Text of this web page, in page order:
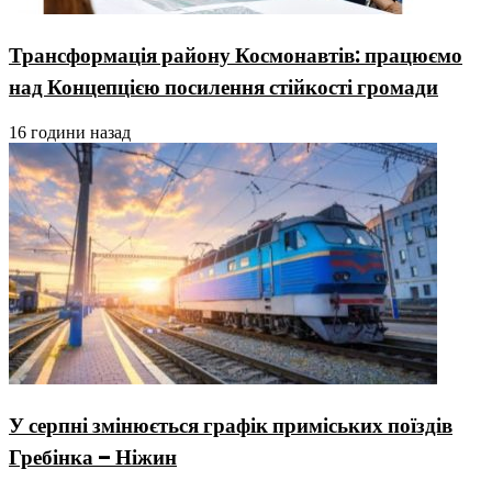
Трансформація району Космонавтів: працюємо
над Концепцією посилення стійкості громади
16 години назад
У серпні змінюється графік приміських поїздів
Гребінка – Ніжин